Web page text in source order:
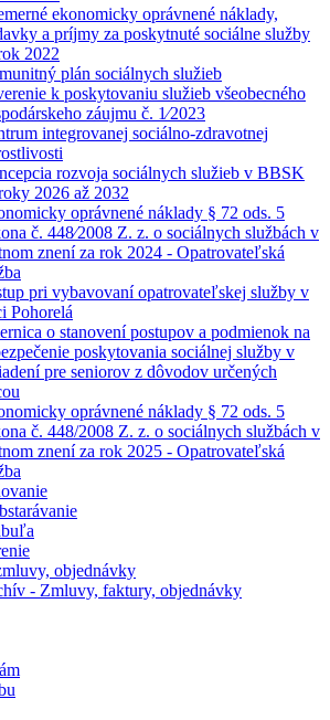
ekonomicky oprávnené náklady,
a príjmy za poskytnuté sociálne služby
2022
plán sociálnych služieb
k poskytovaniu služieb všeobecného
záujmu č. 1⁄2023
integrovanej sociálno-zdravotnej
rozvoja sociálnych služieb v BBSK
2026 až 2032
oprávnené náklady § 72 ods. 5
č. 448⁄2008 Z. z. o sociálnych službách v
znení za rok 2024 - Opatrovateľská
pri vybavovaní opatrovateľskej služby v
Pohorelá
o stanovení postupov a podmienok na
poskytovania sociálnej služby v
pre seniorov z dôvodov určených
oprávnené náklady § 72 ods. 5
č. 448/2008 Z. z. o sociálnych službách v
znení za rok 2025 - Opatrovateľská
objednávky
- Zmluvy, faktury, objednávky